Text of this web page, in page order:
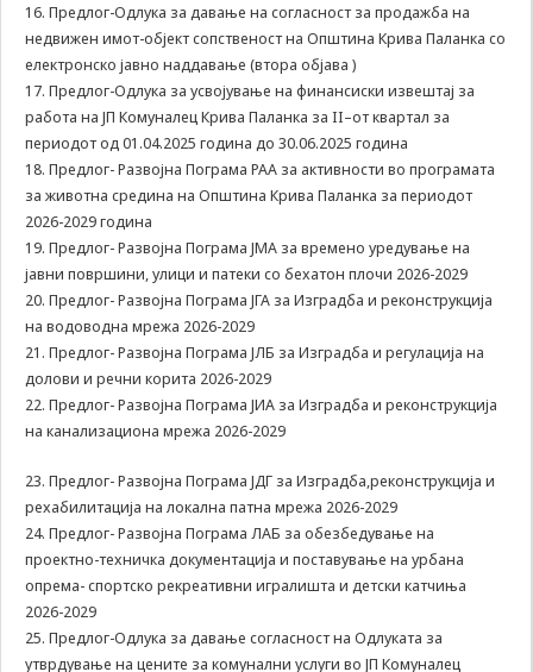
16. Предлог-Одлука за давање на согласност за продажба на
недвижен имот-објект сопственост на Општина Крива Паланка со
електронско јавно наддавање (втора објава )
17. Предлог-Одлука за усвојување на финансиски извештај за
работа на ЈП Комуналец Крива Паланка за II–от квартал за
периодот од 01.04.2025 година до 30.06.2025 година
18. Предлог- Развојна Пограма РАА за активности во програмата
за животна средина на Општина Крива Паланка за периодот
2026-2029 година
19. Предлог- Развојна Пограма ЈMA за времено уредување на
јавни површини, улици и патеки со бехатон плочи 2026-2029
20. Предлог- Развојна Пограма ЈГА за Изградба и реконструкција
на водоводна мрежа 2026-2029
21. Предлог- Развојна Пограма ЈЛБ за Изградба и регулација на
долови и речни корита 2026-2029
22. Предлог- Развојна Пограма ЈИА за Изградба и реконструкција
на канализациона мрежа 2026-2029
23. Предлог- Развојна Пограма ЈДГ за Изградба,реконструкција и
рехабилитација на локална патна мрежа 2026-2029
24. Предлог- Развојна Пограма ЛАБ за обезбедување на
проeктно-техничка документацијa и поставување на урбана
опрема- спортско рекреативни игралишта и детски катчиња
2026-2029
25. Предлог-Одлука за давање согласност на Одлуката за
утврдување на цените за комунални услуги во ЈП Комуналец
опција).
Statistics
In order for
us to
improve
the
and
structure,
based on
website is
In order for
our website
to perform
as well as
possible
during your
refuse these
cookies,